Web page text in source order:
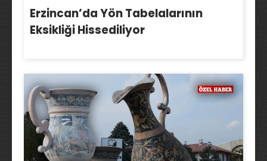
Erzincan’da Yön Tabelalarının
Eksikliği Hissediliyor